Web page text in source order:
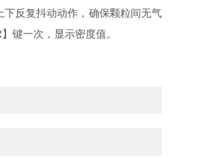
反复抖动动作，确保颗粒间无气
】键一次，显示密度值。